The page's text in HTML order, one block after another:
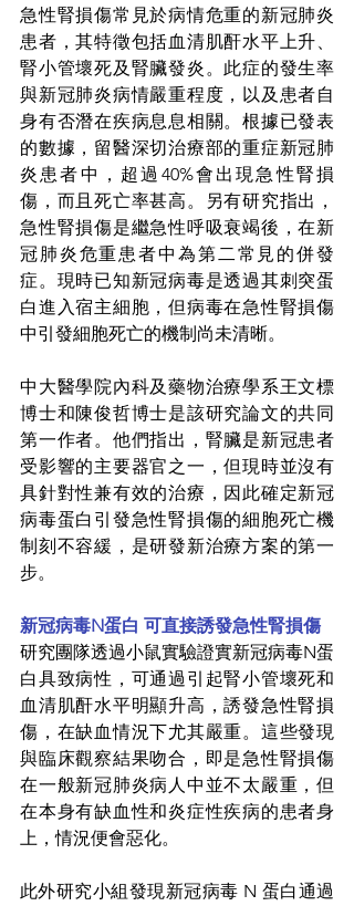
急性腎損傷常見於病情危重的新冠肺炎
患者，其特徵包括血清肌酐水平上升、
腎小管壞死及腎臟發炎。此症的發生率
與新冠肺炎病情嚴重程度，以及患者自
身有否潛在疾病息息相關。根據已發表
的數據，留醫深切治療部的重症新冠肺
炎患者中，超過40%會出現急性腎損
傷，而且死亡率甚高。另有研究指出，
急性腎損傷是繼急性呼吸衰竭後，在新
冠肺炎危重患者中為第二常見的併發
症。現時已知新冠病毒是透過其刺突蛋
白進入宿主細胞，但病毒在急性腎損傷
中引發細胞死亡的機制尚未清晰。
中大醫學院內科及藥物治療學系王文標
博士和陳俊哲博士是該研究論文的共同
第一作者。他們指出，腎臟是新冠患者
受影響的主要器官之一，但現時並沒有
具針對性兼有效的治療，因此確定新冠
病毒蛋白引發急性腎損傷的細胞死亡機
制刻不容緩，是研發新治療方案的第一
步。
新冠病毒N蛋白 可直接誘發急性腎損傷
研究團隊透過小鼠實驗證實新冠病毒N蛋
白具致病性，可通過引起腎小管壞死和
血清肌酐水平明顯升高，誘發急性腎損
傷 ，在缺血情況下尤其嚴重。這些發現
與臨床觀察結果吻合，即是急性腎損傷
在一般新冠肺炎病人中並不太嚴重，但
在本身有缺血性和炎症性疾病的患者身
上，情況便會惡化。
此外研究小組發現新冠病毒 N 蛋白通過